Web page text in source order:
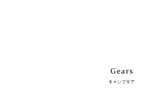
キャンプギア